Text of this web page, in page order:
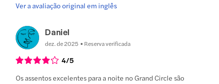
Ver a avaliação original em inglês
Daniel
dez. de 2025 Reserva verificada
4/5
Os assentos excelentes para a noite no Grand Circle são